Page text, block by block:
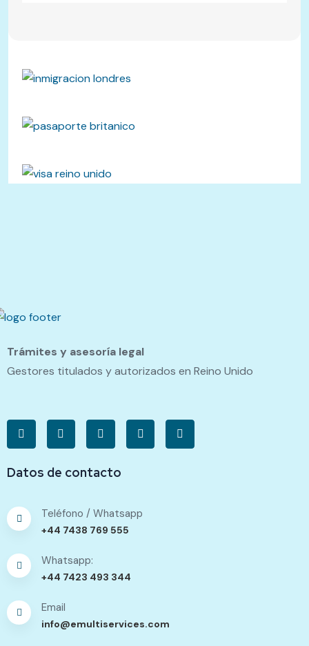
Trámites y asesoría legal
Gestores titulados y autorizados en Reino Unido
Datos de contacto
Teléfono / Whatsapp
+44 7438 769 555
Whatsapp:
+44 7423 493 344
Email
info@emultiservices.com